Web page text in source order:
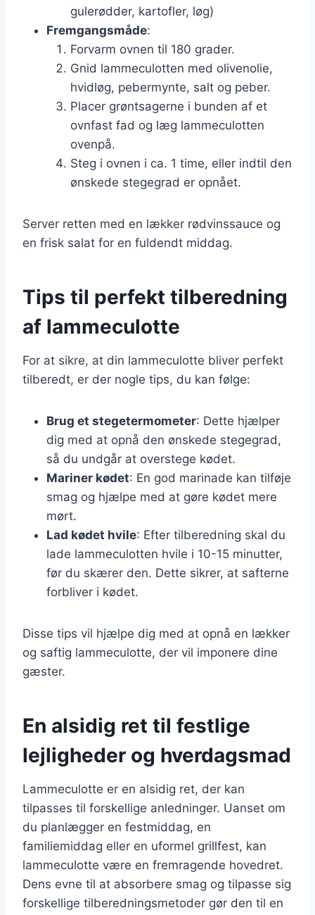
gulerødder, kartofler, løg)
Fremgangsmåde:
Forvarm ovnen til 180 grader.
Gnid lammeculotten med olivenolie,
hvidløg, pebermynte, salt og peber.
Placer grøntsagerne i bunden af et
ovnfast fad og læg lammeculotten
ovenpå.
Steg i ovnen i ca. 1 time, eller indtil den
ønskede stegegrad er opnået.
Server retten med en lækker rødvinssauce og
en frisk salat for en fuldendt middag.
Tips til perfekt tilberedning
af lammeculotte
For at sikre, at din lammeculotte bliver perfekt
tilberedt, er der nogle tips, du kan følge:
Brug et stegetermometer: Dette hjælper
dig med at opnå den ønskede stegegrad,
så du undgår at overstege kødet.
Mariner kødet: En god marinade kan tilføje
smag og hjælpe med at gøre kødet mere
mørt.
Lad kødet hvile: Efter tilberedning skal du
lade lammeculotten hvile i 10-15 minutter,
før du skærer den. Dette sikrer, at safterne
forbliver i kødet.
Disse tips vil hjælpe dig med at opnå en lækker
og saftig lammeculotte, der vil imponere dine
gæster.
En alsidig ret til festlige
lejligheder og hverdagsmad
Lammeculotte er en alsidig ret, der kan
tilpasses til forskellige anledninger. Uanset om
du planlægger en festmiddag, en
familiemiddag eller en uformel grillfest, kan
lammeculotte være en fremragende hovedret.
Dens evne til at absorbere smag og tilpasse sig
forskellige tilberedningsmetoder gør den til en